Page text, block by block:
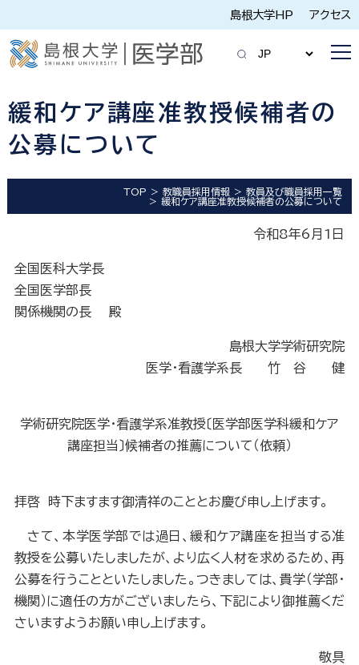
島根大学HP アクセス
緩和ケア講座准教授候補者の
公募について
TOP 教職員採用情報
教員及び職員採用一覧
緩和ケア講座准教授候補者の公募について
令和8年6月1日
全国医科大学長
全国医学部長
関係機関の長 殿
島根大学学術研究院
医学・看護学系長 竹 谷 健
学術研究院医学・看護学系准教授〔医学部医学科緩和ケア
講座担当〕候補者の推薦について（依頼）
拝啓 時下ますます御清祥のこととお慶び申し上げます。
さて、本学医学部では過日、緩和ケア講座を担当する准
教授を公募いたしましたが、より広く人材を求めるため、再
公募を行うことといたしました。つきましては、貴学（学部・
機関）に適任の方がございましたら、下記により御推薦くだ
さいますようお願い申し上げます。
敬具